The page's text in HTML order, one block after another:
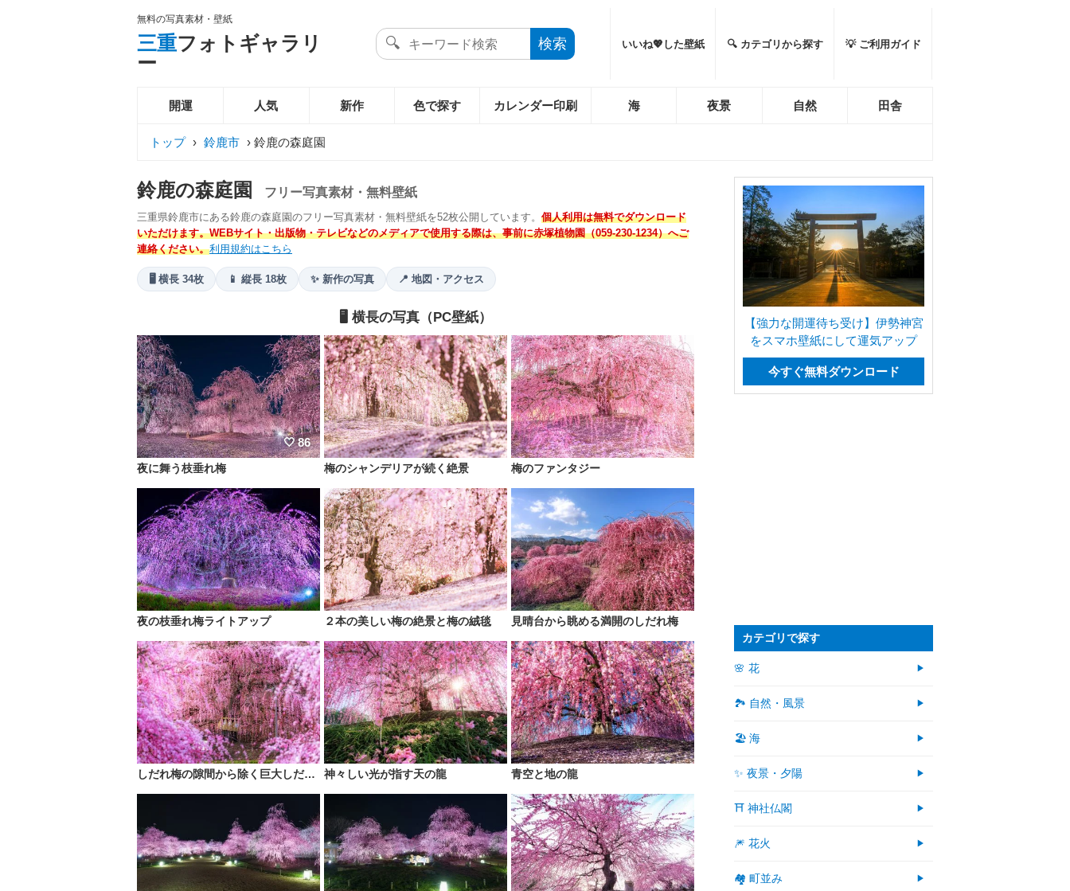
無料の写真素材・壁紙
三重フォトギャラリ
ー
いいね💖した壁紙 🔍 カテゴリから探す 💡 ご利用ガイド
開運 人気 新作 色で探す カレンダー印刷 海 夜景 自然 田舎
トップ › 鈴鹿市 › 鈴鹿の森庭園
鈴鹿の森庭園 フリー写真素材・無料壁紙
三重県鈴鹿市にある鈴鹿の森庭園のフリー写真素材・無料壁紙を52枚公開しています。 個人利用は無料でダウンロード
いただけます。WEBサイト・出版物・テレビなどのメディアで使用する際は、事前に赤塚植物園（059-230-1234）へご
連絡ください。利用規約はこちら
🖥️ 横長 34枚 📱 縦長 18枚 ✨ 新作の写真 📍 地図・アクセス
🖥️ 横長の写真（PC壁紙）
86
夜に舞う枝垂れ梅 梅のシャンデリアが続く絶景 梅のファンタジー
夜の枝垂れ梅ライトアップ ２本の美しい梅の絶景と梅の絨毯 見晴台から眺める満開のしだれ梅
しだれ梅の隙間から除く巨大しだれ梅 神々しい光が指す天の龍 青空と地の龍
【強力な開運待ち受け】伊勢神宮
をスマホ壁紙にして運気アップ
今すぐ無料ダウンロード
カテゴリで探す
🌸 花
🏞️ 自然・風景
🏖 海
✨ 夜景・夕陽
⛩ 神社仏閣
🎆 花火
🏘 町並み